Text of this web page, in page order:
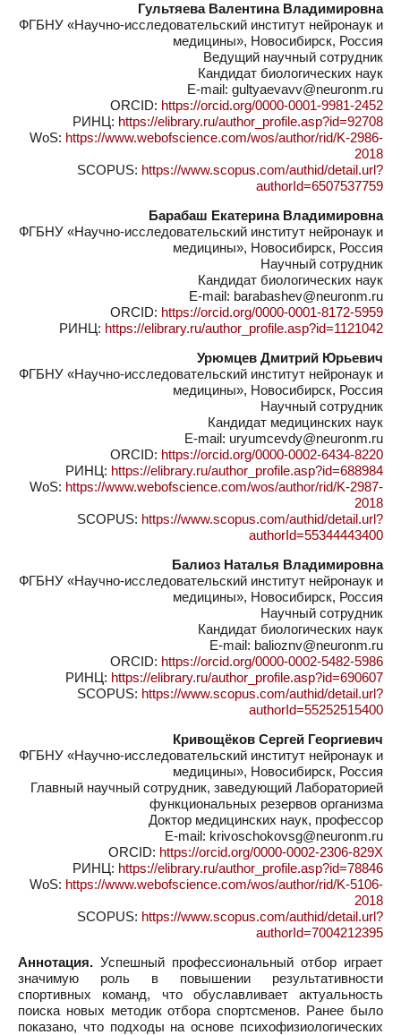
Гультяева Валентина Владимировна
ФГБНУ «Научно-исследовательский институт нейронаук и
медицины», Новосибирск, Россия
Ведущий научный сотрудник
Кандидат биологических наук
E-mail: gultyaevavv@neuronm.ru
ORCID: https://orcid.org/0000-0001-9981-2452
РИНЦ: https://elibrary.ru/author_profile.asp?id=92708
WoS: https://www.webofscience.com/wos/author/rid/K-2986-
2018
SCOPUS: https://www.scopus.com/authid/detail.url?
authorId=6507537759
Барабаш Екатерина Владимировна
ФГБНУ «Научно-исследовательский институт нейронаук и
медицины», Новосибирск, Россия
Научный сотрудник
Кандидат биологических наук
E-mail: barabashev@neuronm.ru
ORCID: https://orcid.org/0000-0001-8172-5959
РИНЦ: https://elibrary.ru/author_profile.asp?id=1121042
Урюмцев Дмитрий Юрьевич
ФГБНУ «Научно-исследовательский институт нейронаук и
медицины», Новосибирск, Россия
Научный сотрудник
Кандидат медицинских наук
E-mail: uryumcevdy@neuronm.ru
ORCID: https://orcid.org/0000-0002-6434-8220
РИНЦ: https://elibrary.ru/author_profile.asp?id=688984
WoS: https://www.webofscience.com/wos/author/rid/K-2987-
2018
SCOPUS: https://www.scopus.com/authid/detail.url?
authorId=55344443400
Балиоз Наталья Владимировна
ФГБНУ «Научно-исследовательский институт нейронаук и
медицины», Новосибирск, Россия
Научный сотрудник
Кандидат биологических наук
E-mail: balioznv@neuronm.ru
ORCID: https://orcid.org/0000-0002-5482-5986
РИНЦ: https://elibrary.ru/author_profile.asp?id=690607
SCOPUS: https://www.scopus.com/authid/detail.url?
authorId=55252515400
Кривощёков Сергей Георгиевич
ФГБНУ «Научно-исследовательский институт нейронаук и
медицины», Новосибирск, Россия
Главный научный сотрудник, заведующий Лабораторией
функциональных резервов организма
Доктор медицинских наук, профессор
E-mail: krivoschokovsg@neuronm.ru
ORCID: https://orcid.org/0000-0002-2306-829X
РИНЦ: https://elibrary.ru/author_profile.asp?id=78846
WoS: https://www.webofscience.com/wos/author/rid/K-5106-
2018
SCOPUS: https://www.scopus.com/authid/detail.url?
authorId=7004212395
Аннотация. Успешный профессиональный отбор играет
значимую роль в повышении результативности
спортивных команд, что обуславливает актуальность
поиска новых методик отбора спортсменов. Ранее было
показано, что подходы на основе психофизиологических